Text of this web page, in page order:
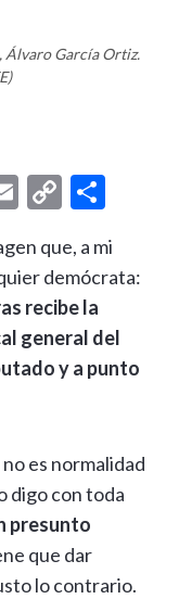
Álvaro García Ortiz.
E
ai
l
C
p
y
Li
n
m
p
ar
ti
que, a mi
demócrata:
recibe la
general del
y a punto
es normalidad
digo con toda
presunto
que dar
lo contrario.